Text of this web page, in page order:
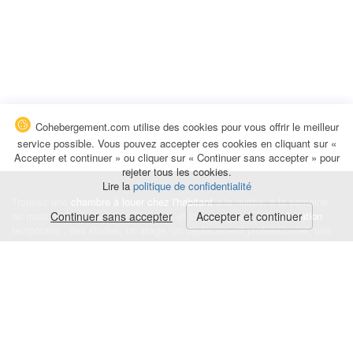
chambre à louer chez l'habitantà la nuitée, à la semaine,
au mois ou à l'année pour de courts et longs séjours, unecolocation
temporaire : des études, un stage, un déplacement professionnel, une
Cohebergement.com utilise des cookies pour vous offrir le meilleur
service possible. Vous pouvez accepter ces cookies en cliquant sur «
Accepter et continuer » ou cliquer sur « Continuer sans accepter » pour
rejeter tous les cookies.
Lire la politique de confidentialité
Continuer sans accepter Accepter et continuer